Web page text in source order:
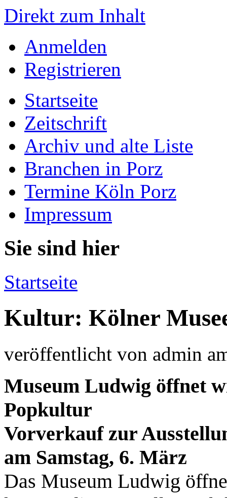
Direkt zum Inhalt
Anmelden
Registrieren
Startseite
Zeitschrift
Archiv und alte Liste
Branchen in Porz
Termine Köln Porz
Impressum
Sie sind hier
Startseite
Kultur: Kölner
veröffentlicht von admin
Museum Ludwig öffnet
Popkultur
Vorverkauf zur
am Samstag, 6. März
Das Museum Ludwig